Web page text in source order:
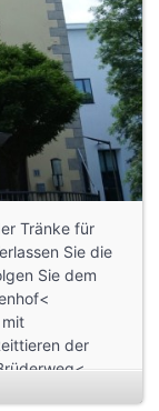
Tränke für
Sie die
Sie dem
der
Biegen